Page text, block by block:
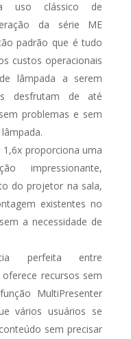
uso clássico de
da série ME
padrão que é tudo
custos operacionais
lâmpada a serem
desfrutam de até
problemas e sem
proporciona uma
impressionante,
do projetor na sala,
existentes no
a necessidade de
perfeita entre
recursos sem
MultiPresenter
vários usuários se
sem precisar